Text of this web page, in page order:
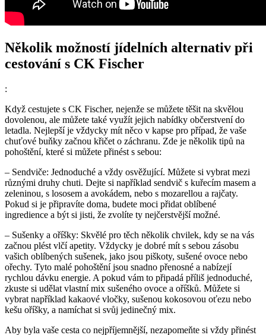
Několik možností jídelních alternativ při
cestování s CK Fischer
:
Když cestujete s CK Fischer, nejenže se můžete těšit na skvělou
dovolenou, ale můžete také využít jejich nabídky občerstvení do
letadla. Nejlepší je vždycky mít něco v kapse pro případ, že vaše
chuťové buňky začnou křičet o záchranu. Zde je několik tipů na
pohoštění, které si můžete přinést s sebou:
– Sendviče: Jednoduché a vždy osvěžující. Můžete si vybrat mezi
různými druhy chuti. Dejte si například sendvič s kuřecím masem a
zeleninou, s lososem a avokádem, nebo s mozarellou a rajčaty.
Pokud si je připravíte doma, budete moci přidat oblíbené
ingredience a být si jisti, že zvolíte ty nejčerstvější možné.
– Sušenky a oříšky: Skvělé pro těch několik chvilek, kdy se na vás
začnou plést vlčí apetity. Vždycky je dobré mít s sebou zásobu
vašich oblíbených sušenek, jako jsou piškoty, sušené ovoce nebo
ořechy. Tyto malé pohoštění jsou snadno přenosné a nabízejí
rychlou dávku energie. A pokud vám to připadá příliš jednoduché,
zkuste si udělat vlastní mix sušeného ovoce a oříšků. Můžete si
vybrat například kakaové vločky, sušenou kokosovou oťezu nebo
kešu oříšky, a namíchat si svůj jedinečný mix.
Aby byla vaše cesta co nejpříjemnější, nezapomeňte si vždy přinést